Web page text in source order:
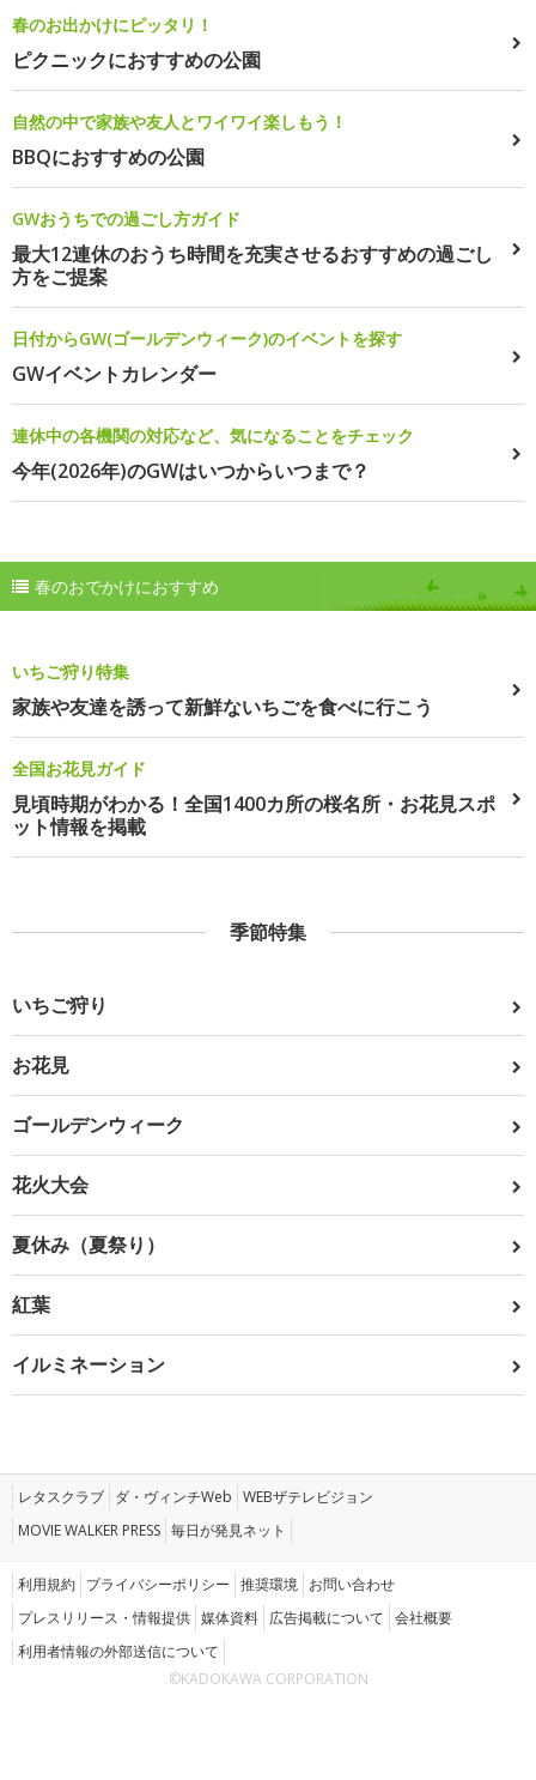
春のお出かけにピッタリ！
ピクニックにおすすめの公園
自然の中で家族や友人とワイワイ楽しもう！
BBQにおすすめの公園
GWおうちでの過ごし方ガイド
最大12連休のおうち時間を充実させるおすすめの過ごし
方をご提案
日付からGW(ゴールデンウィーク)のイベントを探す
GWイベントカレンダー
連休中の各機関の対応など、気になることをチェック
今年(2026年)のGWはいつからいつまで？
春のおでかけにおすすめ
いちご狩り特集
家族や友達を誘って新鮮ないちごを食べに行こう
全国お花見ガイド
見頃時期がわかる！全国1400カ所の桜名所・お花見スポ
ット情報を掲載
季節特集
いちご狩り
お花見
ゴールデンウィーク
花火大会
夏休み（夏祭り）
紅葉
イルミネーション
レタスクラブ ダ・ヴィンチWeb WEBザテレビジョン
MOVIE WALKER PRESS 毎日が発見ネット
利用規約 プライバシーポリシー 推奨環境 お問い合わせ
プレスリリース・情報提供 媒体資料 広告掲載について 会社概要
利用者情報の外部送信について
©KADOKAWA CORPORATION